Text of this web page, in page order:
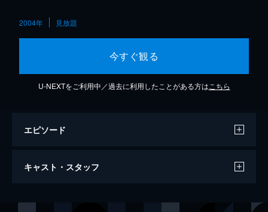
2004年 見放題
今すぐ観る
U-NEXTをご利用中／過去に利用したことがある方は こちら
エピソード
一輪の花
キャスト・スタッフ